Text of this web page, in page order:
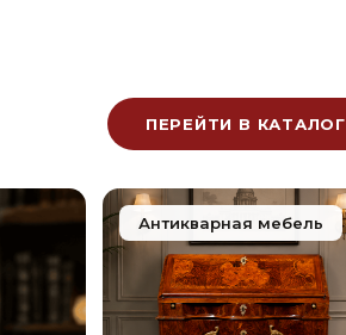
ПЕРЕЙТИ В КАТАЛОГ
Антикварная мебель